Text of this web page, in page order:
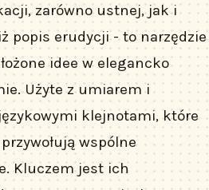
zarówno ustnej, jak i
popis erudycji - to narzędzie
idee w elegancko
Użyte z umiarem i
klejnotami, które
wspólne
Kluczem jest ich